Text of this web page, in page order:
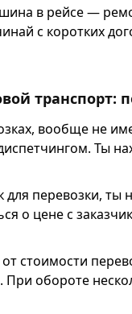
в рейсе —
с коротких
транспорт:
вообще не
Ты
для перевозки,
о цене с
стоимости
обороте